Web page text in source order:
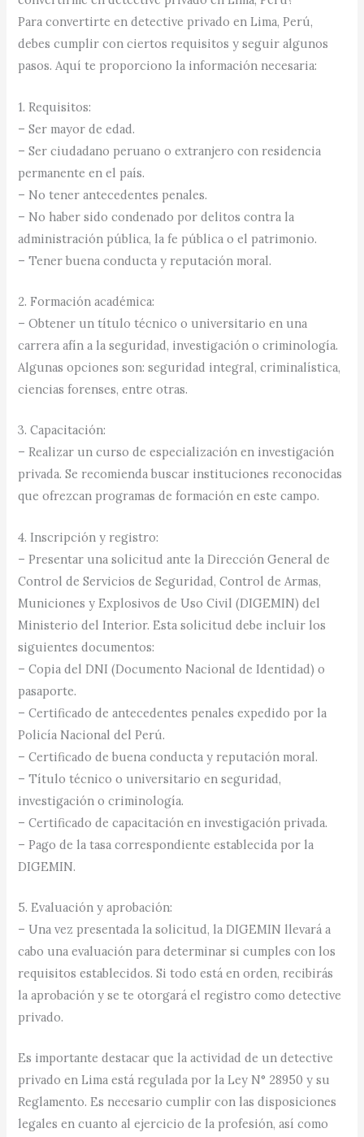
Para convertirte en detective privado en Lima, Perú,
debes cumplir con ciertos requisitos y seguir algunos
pasos. Aquí te proporciono la información necesaria:
1. Requisitos:
– Ser mayor de edad.
– Ser ciudadano peruano o extranjero con residencia
permanente en el país.
– No tener antecedentes penales.
– No haber sido condenado por delitos contra la
administración pública, la fe pública o el patrimonio.
– Tener buena conducta y reputación moral.
2. Formación académica:
– Obtener un título técnico o universitario en una
carrera afín a la seguridad, investigación o criminología.
Algunas opciones son: seguridad integral, criminalística,
ciencias forenses, entre otras.
3. Capacitación:
– Realizar un curso de especialización en investigación
privada. Se recomienda buscar instituciones reconocidas
que ofrezcan programas de formación en este campo.
4. Inscripción y registro:
– Presentar una solicitud ante la Dirección General de
Control de Servicios de Seguridad, Control de Armas,
Municiones y Explosivos de Uso Civil (DIGEMIN) del
Ministerio del Interior. Esta solicitud debe incluir los
siguientes documentos:
– Copia del DNI (Documento Nacional de Identidad) o
pasaporte.
– Certificado de antecedentes penales expedido por la
Policía Nacional del Perú.
– Certificado de buena conducta y reputación moral.
– Título técnico o universitario en seguridad,
investigación o criminología.
– Certificado de capacitación en investigación privada.
– Pago de la tasa correspondiente establecida por la
DIGEMIN.
5. Evaluación y aprobación:
– Una vez presentada la solicitud, la DIGEMIN llevará a
cabo una evaluación para determinar si cumples con los
requisitos establecidos. Si todo está en orden, recibirás
la aprobación y se te otorgará el registro como detective
privado.
Es importante destacar que la actividad de un detective
privado en Lima está regulada por la Ley N° 28950 y su
Reglamento. Es necesario cumplir con las disposiciones
legales en cuanto al ejercicio de la profesión, así como